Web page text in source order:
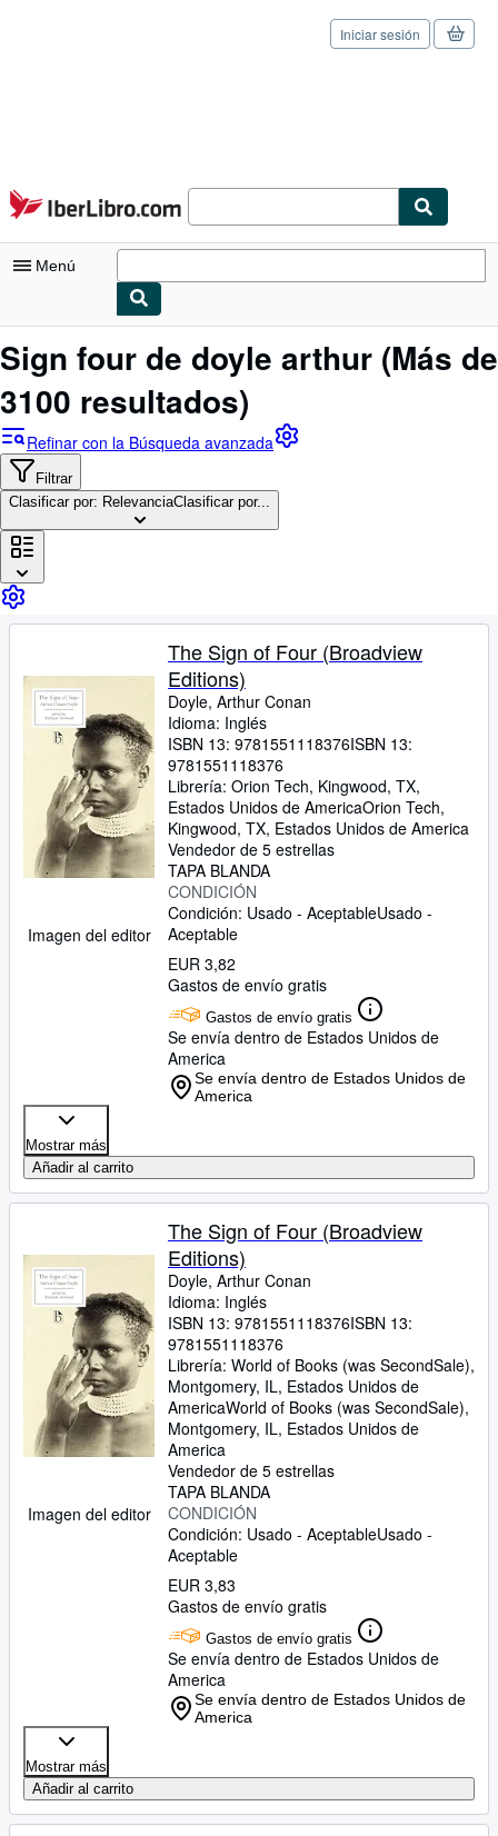
Pasar al contenido principal
IberLibro.com
Iniciar sesión
Menú
Mi cuenta
Consultar mis pedidos
Cerrar sesión
Búsqueda avanzada
Colecciones
Libros antiguos
Arte y coleccionismo
Ayuda
CERRAR
Sign four de doyle arthur (Más de
3100 resultados)
Refinar con la Búsqueda avanzada
Filtrar
Clasificar por: RelevanciaClasificar por...
Imagen del editor
The Sign of Four (Broadview
Editions)
Doyle, Arthur Conan
Idioma: Inglés
ISBN 13: 9781551118376ISBN 13:
9781551118376
Librería: Orion Tech, Kingwood, TX,
Estados Unidos de AmericaOrion Tech,
Kingwood, TX, Estados Unidos de America
Vendedor de 5 estrellas
TAPA BLANDA
CONDICIÓN
Condición: Usado - AceptableUsado -
Aceptable
EUR 3,82
Gastos de envío gratis
Gastos de envío gratis
Se envía dentro de Estados Unidos de
America
Se envía dentro de Estados Unidos de
America
Mostrar más
Añadir al carrito
Imagen del editor
The Sign of Four (Broadview
Editions)
Doyle, Arthur Conan
Idioma: Inglés
ISBN 13: 9781551118376ISBN 13:
9781551118376
Librería: World of Books (was SecondSale),
Montgomery, IL, Estados Unidos de
AmericaWorld of Books (was SecondSale),
Montgomery, IL, Estados Unidos de
America
Vendedor de 5 estrellas
TAPA BLANDA
CONDICIÓN
Condición: Usado - AceptableUsado -
Aceptable
EUR 3,83
Gastos de envío gratis
Gastos de envío gratis
Se envía dentro de Estados Unidos de
America
Se envía dentro de Estados Unidos de
America
Mostrar más
Añadir al carrito